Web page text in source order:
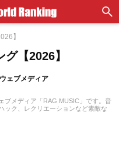
】
【2026】
ェブメディア
ブメディア「RAG MUSIC」です。音
ック、レクリエーションなど素敵な